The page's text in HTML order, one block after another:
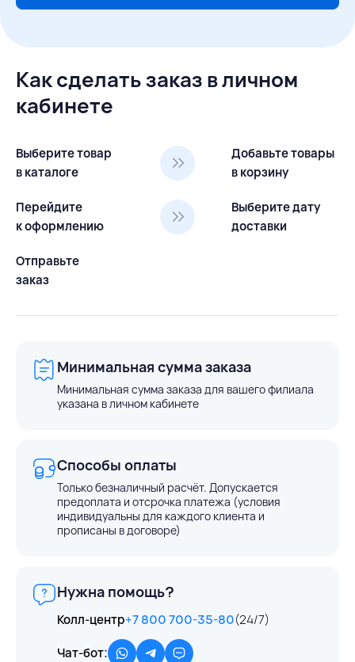
Как сделать заказ в личном
кабинете
Выберите товар
в каталоге
Добавьте товары
в корзину
Перейдите
к оформлению
Выберите дату
доставки
Отправьте
заказ
Минимальная сумма заказа
Минимальная сумма заказа для вашего филиала
указана в личном кабинете
Способы оплаты
Только безналичный расчёт. Допускается
предоплата и отсрочка платежа (условия
индивидуальны для каждого клиента и
прописаны в договоре)
Нужна помощь?
Колл-центр+7 800 700-35-80(24/7)
Чат-бот: